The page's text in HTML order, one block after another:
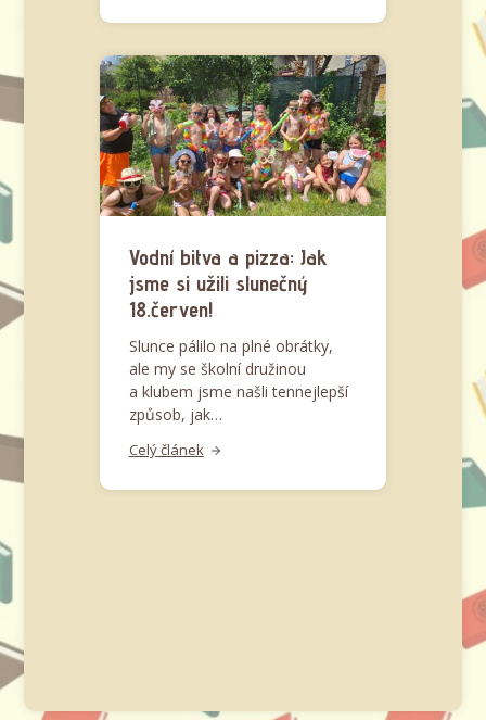
Vodní bitva a pizza: Jak
jsme si užili slunečný
18.červen!
​Slunce pálilo na plné obrátky,
ale my se školní družinou
a klubem jsme našli tennejlepší
způsob, jak…
Celý článek